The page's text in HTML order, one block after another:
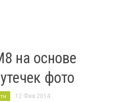
на основе
фото
12 Фев 2014